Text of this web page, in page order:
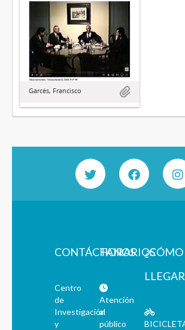
Garcés, Francisco
CONTÁCTANOS
Centro
de
Investigación
y
HORARIOS
Atención
al
público
¿CÓMO